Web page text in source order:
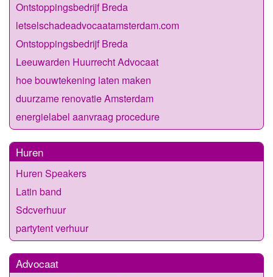
Ontstoppingsbedrijf Breda
letselschadeadvocaatamsterdam.com
Ontstoppingsbedrijf Breda
Leeuwarden Huurrecht Advocaat
hoe bouwtekening laten maken
duurzame renovatie Amsterdam
energielabel aanvraag procedure
Huren
Huren Speakers
Latin band
Sdcverhuur
partytent verhuur
Advocaat